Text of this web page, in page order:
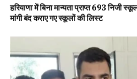
हरियाणा में बिना मान्यता प्राप्त 693 निजी
मांगी बंद कराए गए स्कूलों की लिस्ट